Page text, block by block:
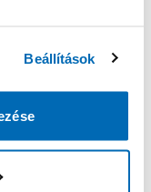
Beállítások